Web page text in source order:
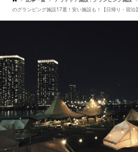
のグランピング施設17選！安い施設も！【日帰り・宿泊】